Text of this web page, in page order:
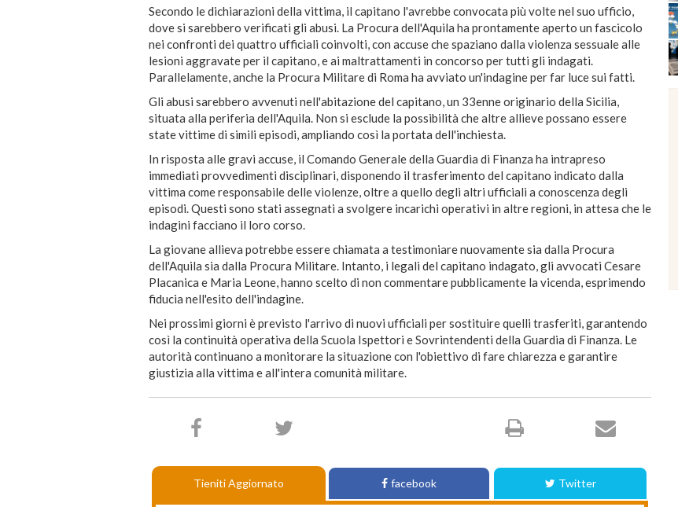
Secondo le dichiarazioni della vittima, il capitano l'avrebbe convocata più volte nel suo ufficio,
dove si sarebbero verificati gli abusi. La Procura dell'Aquila ha prontamente aperto un fascicolo
nei confronti dei quattro ufficiali coinvolti, con accuse che spaziano dalla violenza sessuale alle
lesioni aggravate per il capitano, e ai maltrattamenti in concorso per tutti gli indagati.
Parallelamente, anche la Procura Militare di Roma ha avviato un'indagine per far luce sui fatti.
Gli abusi sarebbero avvenuti nell'abitazione del capitano, un 33enne originario della Sicilia,
situata alla periferia dell'Aquila. Non si esclude la possibilità che altre allieve possano essere
state vittime di simili episodi, ampliando così la portata dell'inchiesta.
In risposta alle gravi accuse, il Comando Generale della Guardia di Finanza ha intrapreso
immediati provvedimenti disciplinari, disponendo il trasferimento del capitano indicato dalla
vittima come responsabile delle violenze, oltre a quello degli altri ufficiali a conoscenza degli
episodi. Questi sono stati assegnati a svolgere incarichi operativi in altre regioni, in attesa che le
indagini facciano il loro corso.
La giovane allieva potrebbe essere chiamata a testimoniare nuovamente sia dalla Procura
dell'Aquila sia dalla Procura Militare. Intanto, i legali del capitano indagato, gli avvocati Cesare
Placanica e Maria Leone, hanno scelto di non commentare pubblicamente la vicenda, esprimendo
fiducia nell'esito dell'indagine.
Nei prossimi giorni è previsto l'arrivo di nuovi ufficiali per sostituire quelli trasferiti, garantendo
così la continuità operativa della Scuola Ispettori e Sovrintendenti della Guardia di Finanza. Le
autorità continuano a monitorare la situazione con l'obiettivo di fare chiarezza e garantire
giustizia alla vittima e all'intera comunità militare.
Tieniti Aggiornato facebook Twitter